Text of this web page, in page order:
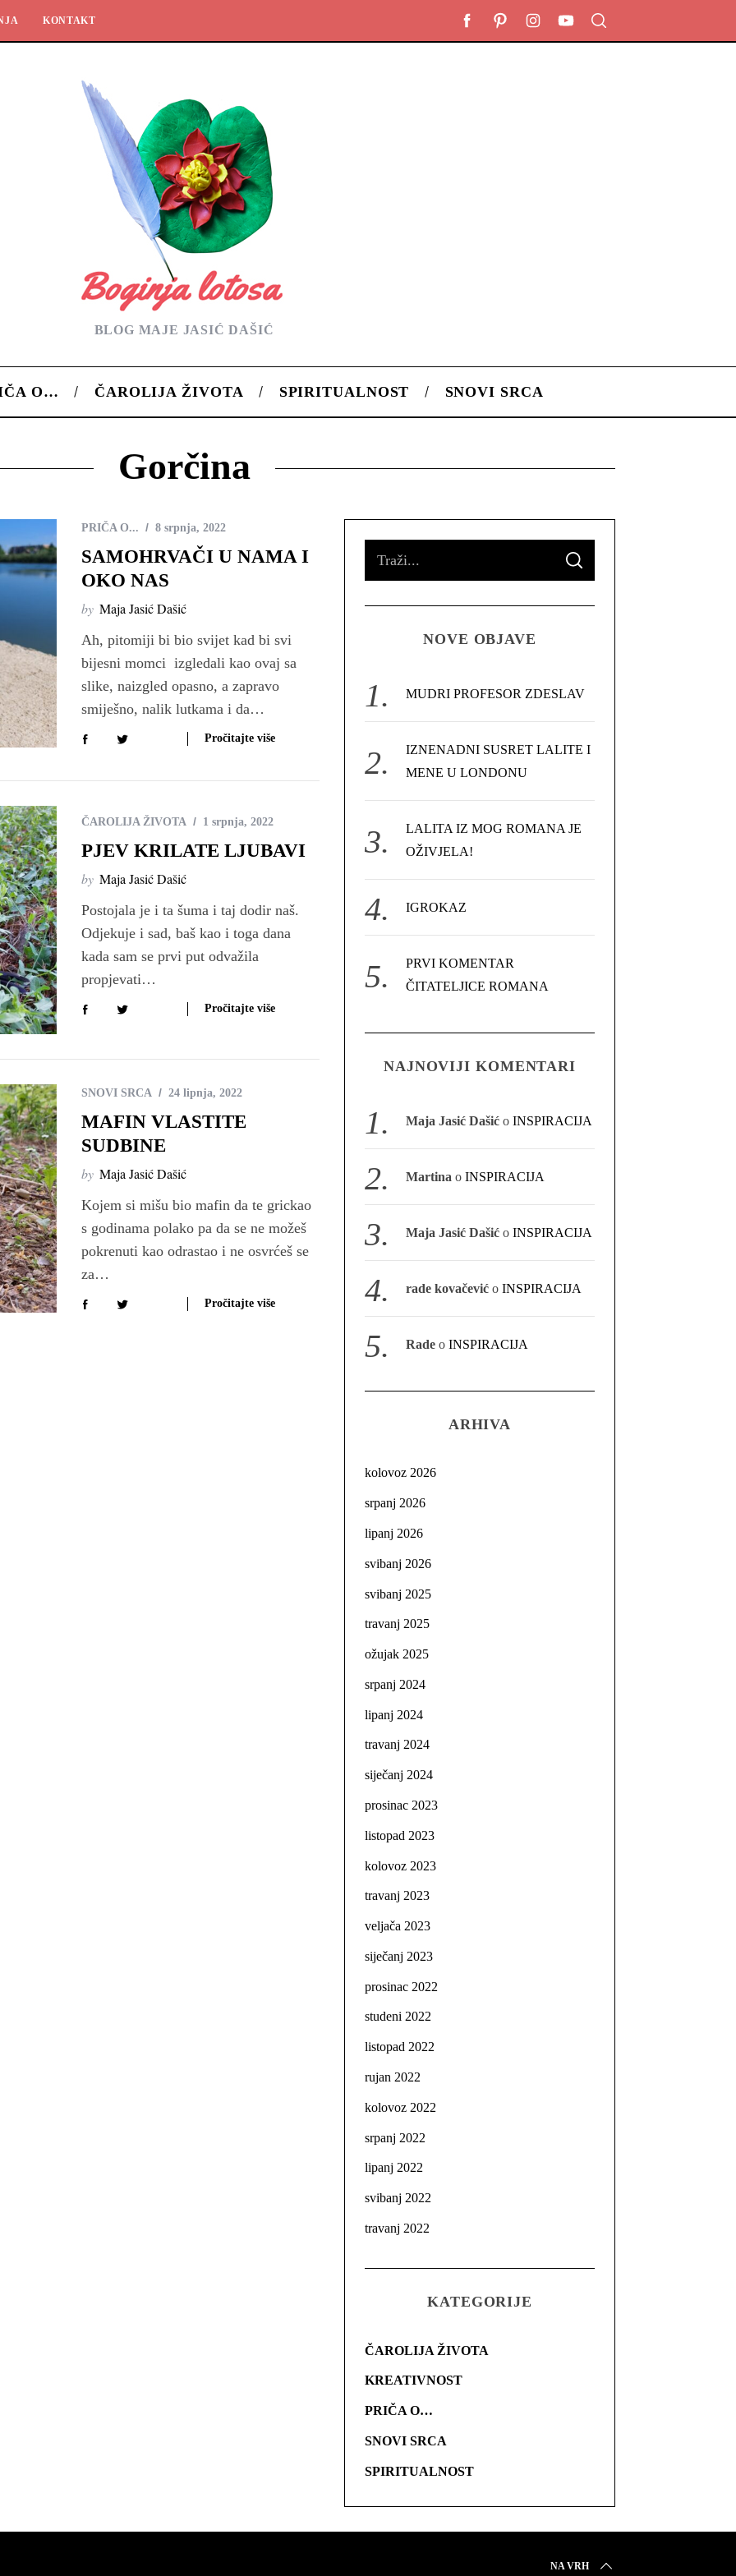
KONTAKT
BLOG MAJE JASIĆ DAŠIĆ
O… ČAROLIJA ŽIVOTA SPIRITUALNOST SNOVI SRCA
Gorčina
PRIČA O... 8 srpnja, 2022
SAMOHRVAČI U NAMA I
OKO NAS
by Maja Jasić Dašić
Ah, pitomiji bi bio svijet kad bi svi
bijesni momci izgledali kao ovaj sa
slike, naizgled opasno, a zapravo
smiješno, nalik lutkama i da…
Pročitajte više
ČAROLIJA ŽIVOTA 1 srpnja, 2022
PJEV KRILATE LJUBAVI
by Maja Jasić Dašić
Postojala je i ta šuma i taj dodir naš.
Odjekuje i sad, baš kao i toga dana
kada sam se prvi put odvažila
propjevati…
Pročitajte više
SNOVI SRCA 24 lipnja, 2022
MAFIN VLASTITE
SUDBINE
by Maja Jasić Dašić
Kojem si mišu bio mafin da te grickao
s godinama polako pa da se ne možeš
pokrenuti kao odrastao i ne osvrćeš se
za…
Pročitajte više
o
S
A
C
NOVE OBJAVE
MUDRI PROFESOR ZDESLAV
IZNENADNI SUSRET LALITE I
MENE U LONDONU
LALITA IZ MOG ROMANA JE
OŽIVJELA!
IGROKAZ
PRVI KOMENTAR
ČITATELJICE ROMANA
NAJNOVIJI KOMENTARI
Maja Jasić Dašić oINSPIRACIJA
Martina oINSPIRACIJA
Maja Jasić Dašić oINSPIRACIJA
rade kovačević oINSPIRACIJA
Rade oINSPIRACIJA
ARHIVA
kolovoz 2026
srpanj 2026
lipanj 2026
svibanj 2026
svibanj 2025
travanj 2025
ožujak 2025
srpanj 2024
lipanj 2024
travanj 2024
siječanj 2024
prosinac 2023
listopad 2023
kolovoz 2023
travanj 2023
veljača 2023
siječanj 2023
prosinac 2022
studeni 2022
listopad 2022
rujan 2022
kolovoz 2022
srpanj 2022
lipanj 2022
svibanj 2022
travanj 2022
KATEGORIJE
ČAROLIJA ŽIVOTA
KREATIVNOST
PRIČA O…
SNOVI SRCA
SPIRITUALNOST
NA VRH